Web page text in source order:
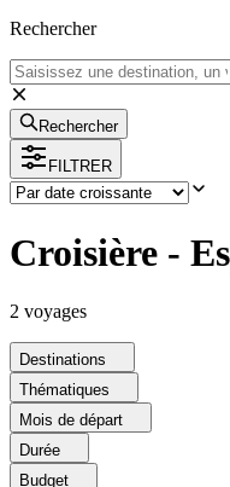
Rechercher
Rechercher
FILTRER
Croisière -
2 voyages
Destinations
Thématiques
Mois de départ
Durée
Budget